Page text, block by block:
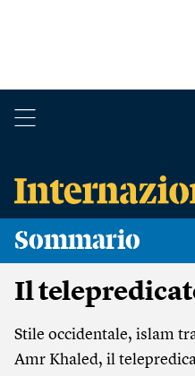
Sommario
Il
Stile occidentale, islam
Amr Khaled, il